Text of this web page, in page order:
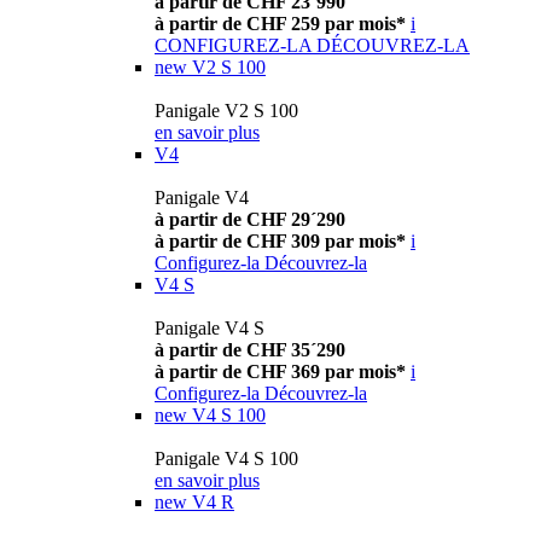
à partir de CHF 259 par mois* i
CONFIGUREZ-LA DÉCOUVREZ-LA
new V2 S 100
Panigale V2 S 100
en savoir plus
V4
Panigale V4
à partir de CHF 29´290
à partir de CHF 309 par mois* i
Configurez-la Découvrez-la
V4 S
Panigale V4 S
à partir de CHF 35´290
à partir de CHF 369 par mois* i
Configurez-la Découvrez-la
new V4 S 100
Panigale V4 S 100
en savoir plus
new V4 R